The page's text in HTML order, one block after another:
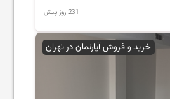
231 روز پیش
خرید و فروش آپارتمان در تهران